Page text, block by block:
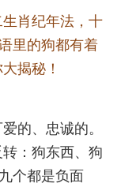
肖纪年法，十
里的狗都有着
揭秘！
的、忠诚的。
：狗东西、狗
个都是负面